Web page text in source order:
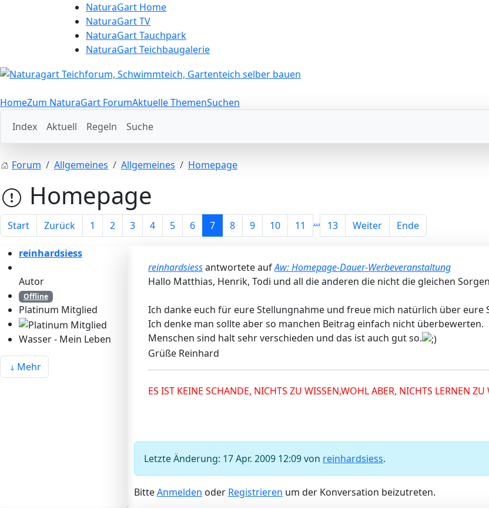
NaturaGart Home
NaturaGart TV
NaturaGart Tauchpark
NaturaGart Teichbaugalerie
HomeZum NaturaGart ForumAktuelle ThemenSuchen
Index
Aktuell Regeln Suche
Forum Allgemeines Allgemeines Homepage
Homepage
Start Zurück 1 2 3 4 5 6 7 8 9 10 11 ... 13 Weiter Ende
reinhardsiess
Autor
Offline
Platinum Mitglied
Wasser - Mein Leben
Mehr
reinhardsiessantwortete aufAw: Homepage-Dauer-Werbeveranstaltung
Hallo Matthias, Henrik, Todi und all die anderen die nicht die gleichen
Ich danke euch für eure Stellungnahme und freue mich natürlich über eure
Ich denke man sollte aber so manchen Beitrag einfach nicht überbewerten.
Menschen sind halt sehr verschieden und das ist auch gut so.
Grüße Reinhard
ES IST KEINE SCHANDE, NICHTS ZU WISSEN,WOHL ABER, NICHTS LERNEN ZU
Letzte Änderung: 17 Apr. 2009 12:09 von reinhardsiess.
BitteAnmelden oder Registrieren um der Konversation beizutreten.